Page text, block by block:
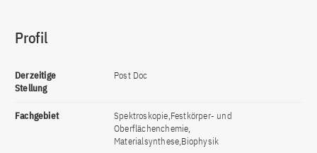
Profil
Derzeitige
Stellung
Post Doc
Fachgebiet
Spektroskopie,Festkörper- und
Oberflächenchemie,
Materialsynthese,Biophysik